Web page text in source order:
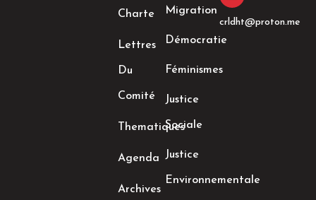
Charte
Lettres
Du
Comité
Thematiques
Agenda
Archives
Migration
Démocratie
Féminismes
Justice
Sociale
Justice
Environnementale
crldht@proton.me